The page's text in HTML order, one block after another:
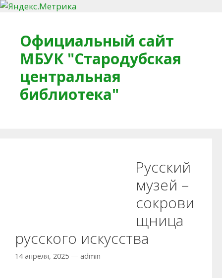
Официальный сайт
МБУК "Стародубская
центральная
библиотека"
Русский
музей –
сокрови
щница
русского искусства
14 апреля, 2025 — admin